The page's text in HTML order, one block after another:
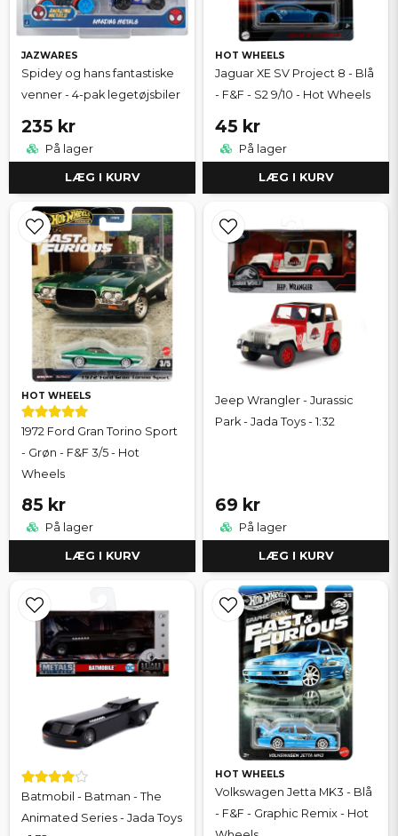
JAZWARES
Spidey og hans fantastiske
venner - 4-pak legetøjsbiler
235 kr
På lager
LÆG I KURV
HOT WHEELS
Jaguar XE SV Project 8 - Blå
- F&F - S2 9/10 - Hot Wheels
45 kr
På lager
LÆG I KURV
HOT WHEELS
1972 Ford Gran Torino Sport
- Grøn - F&F 3/5 - Hot
Wheels
85 kr
På lager
LÆG I KURV
Jeep Wrangler - Jurassic
Park - Jada Toys - 1:32
69 kr
På lager
LÆG I KURV
Batmobil - Batman - The
Animated Series - Jada Toys
HOT WHEELS
Volkswagen Jetta MK3 - Blå
- F&F - Graphic Remix - Hot